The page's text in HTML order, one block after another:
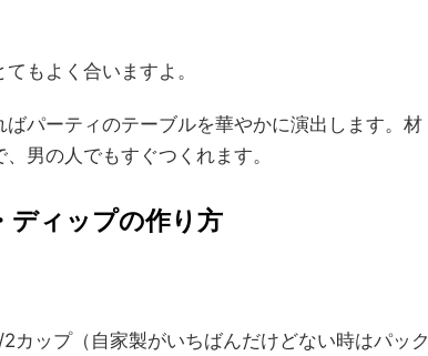
もよく合いますよ。
パーティのテーブルを華やかに演出します。材
男の人でもすぐつくれます。
ディップの作り方
プ（自家製がいちばんだけどない時はパック